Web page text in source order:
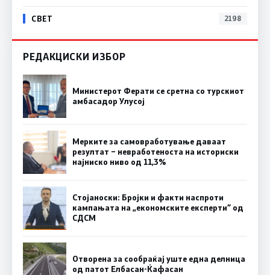
СВЕТ 2198
РЕДАКЦИСКИ ИЗБОР
Министерот Ферати се сретна со турскиот
амбасадор Улусој
Мерките за самовработување даваат
резултат – невработеноста на историски
најниско ниво од 11,3%
Стојаноски: Бројки и факти наспроти
кампањата на „економските експерти“ од
СДСM
Отворена за сообраќај уште една делница
од патот Елбасан-Ќафасан